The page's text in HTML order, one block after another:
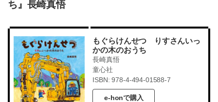
ち』長崎真悟
もぐらけんせつ りすさんいっ
かの木のおうち
長崎真悟
童心社
ISBN: 978-4-494-01588-7
e-honで購入